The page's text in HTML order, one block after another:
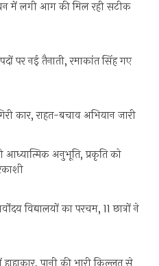
में लगी आग की मिल रही सटीक
पर नई तैनाती, रमाकांत सिंह गए
कार, राहत-बचाव अभियान जारी
आध्यात्मिक अनुभूति, प्रकृति को
विद्यालयों का परचम, 11 छात्रों ने